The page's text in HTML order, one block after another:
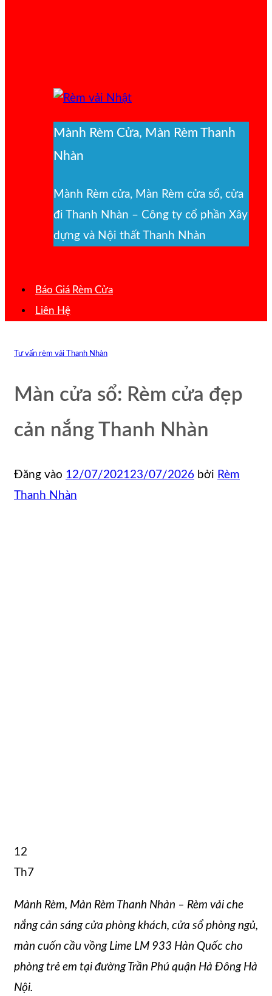
Mành Rèm Cửa, Màn Rèm Thanh
Nhàn
Mành Rèm cửa, Màn Rèm cửa sổ, cửa
đi Thanh Nhàn – Công ty cổ phần Xây
dựng và Nội thất Thanh Nhàn
Báo Giá Rèm Cửa
Liên Hệ
Tư vấn rèm vải Thanh Nhàn
Màn cửa sổ: Rèm cửa đẹp
cản nắng Thanh Nhàn
Đăng vào 12/07/202123/07/2026 bởi Rèm
Thanh Nhàn
12
Th7
Mành Rèm, Màn Rèm Thanh Nhàn – Rèm vải che
nắng cản sáng cửa phòng khách, cửa sổ phòng ngủ,
màn cuốn cầu vồng Lime LM 933 Hàn Quốc cho
phòng trẻ em tại đường Trần Phú quận Hà Đông Hà
Nội.